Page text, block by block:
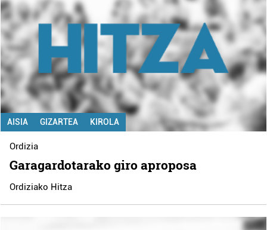
AISIA GIZARTEA KIROLA
Ordizia
Garagardotarako giro aproposa
Ordiziako Hitza